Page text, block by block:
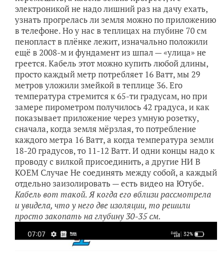
электроникой не надо лишний раз на дачу ехать,
узнать прогрелась ли земля можно по приложению
в телефоне. Но у нас в теплицах на глубине 70 см
пенопласт в плёнке лежит, изначально положили
ещё в 2008-м и фундамент из шпал — «улица» не
греется. Кабель этот можно купить любой длины,
просто каждый метр потребляет 16 Ватт, мы 29
метров уложили змейкой в теплице 36. Его
температура стремится к 65-ти градусам, но при
замере пирометром получилось 42 градуса, и как
показывает приложение через умную розетку,
сначала, когда земля мёрзлая, то потребление
каждого метра 16 Ватт, а когда температура земли
18-20 градусов, то 11-12 Ватт. И одни концы надо к
проводу с вилкой присоединить, а другие НИ В
КОЕМ Случае Не соединять между собой, а каждый
отдельно заизолировать — есть видео на Ютубе.
Кабель вот такой. Я когда его вблизи рассмотрела
и увидела, что у него две изоляции, то решили
просто закопать на глубину 30-35 см.